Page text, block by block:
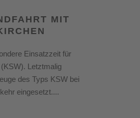
MIT
Einsatzzeit für
Letztmalig
des Typs KSW bei
eingesetzt....